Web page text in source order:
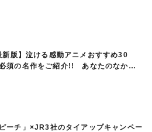
新版】泣ける感動アニメおすすめ30
須の名作をご紹介!! あなたのなかの
ピーチ」×JR3社のタイアップキャンペー